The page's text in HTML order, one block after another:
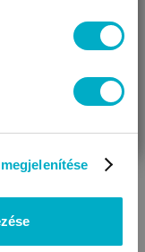
AJÁNDÉKOT